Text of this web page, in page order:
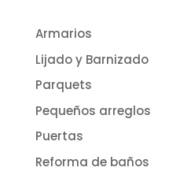
Armarios
Lijado y Barnizado
Parquets
Pequeños arreglos
Puertas
Reforma de baños